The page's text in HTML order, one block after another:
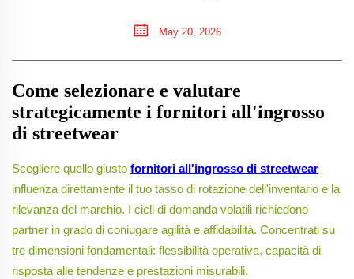
May 20, 2026
Come selezionare e valutare
strategicamente i fornitori all'ingrosso
di streetwear
Scegliere quello giusto fornitori all'ingrosso di streetwear
influenza direttamente il tuo tasso di rotazione dell'inventario e la
rilevanza del marchio. I cicli di domanda volatili richiedono
partner in grado di coniugare agilità e affidabilità. Concentrati su
tre dimensioni fondamentali: flessibilità operativa, capacità di
risposta alle tendenze e prestazioni misurabili.